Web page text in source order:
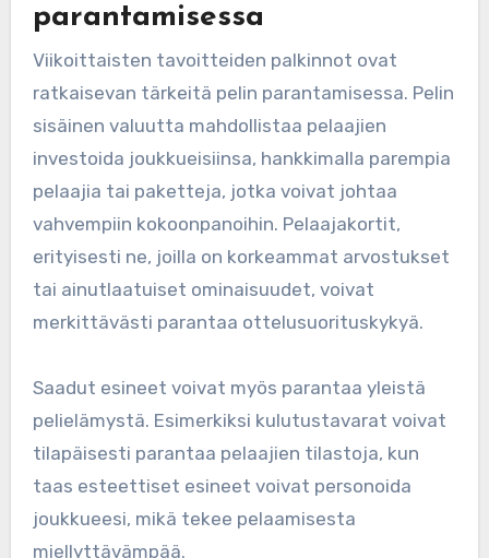
parantamisessa
Viikoittaisten tavoitteiden palkinnot ovat
ratkaisevan tärkeitä pelin parantamisessa. Pelin
sisäinen valuutta mahdollistaa pelaajien
investoida joukkueisiinsa, hankkimalla parempia
pelaajia tai paketteja, jotka voivat johtaa
vahvempiin kokoonpanoihin. Pelaajakortit,
erityisesti ne, joilla on korkeammat arvostukset
tai ainutlaatuiset ominaisuudet, voivat
merkittävästi parantaa ottelusuorituskykyä.
Saadut esineet voivat myös parantaa yleistä
pelielämystä. Esimerkiksi kulutustavarat voivat
tilapäisesti parantaa pelaajien tilastoja, kun
taas esteettiset esineet voivat personoida
joukkueesi, mikä tekee pelaamisesta
miellyttävämpää.